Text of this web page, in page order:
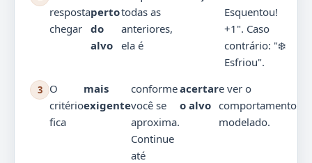
resposta
chegar
perto
do
alvo
todas as
anteriores,
ela é
Esquentou!
+1". Caso
contrário: "❄️
Esfriou".
3
O
critério
fica
mais
exigente
conforme
você se
aproxima.
Continue
até
acertar
o alvo
e ver o
comportamento
modelado.